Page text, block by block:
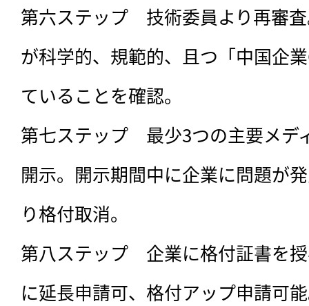
第六ステップ　技術委員より再審
が科学的、規範的、且つ「中国企
ていることを確認。
第七ステップ　最少3つの主要メデ
開示。開示期間中に企業に問題が
り格付取消。
第八ステップ　企業に格付証書を
に延長申請可、格付アップ申請可